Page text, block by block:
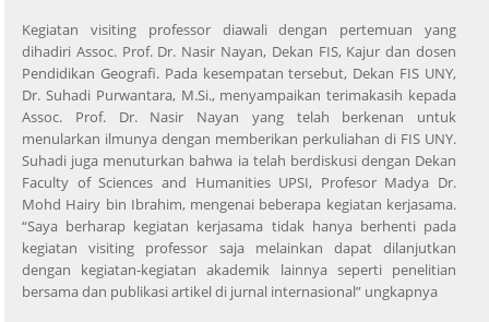
Kegiatan visiting professor diawali dengan pertemuan yang
dihadiri Assoc. Prof. Dr. Nasir Nayan, Dekan FIS, Kajur dan dosen
Pendidikan Geografi. Pada kesempatan tersebut, Dekan FIS UNY,
Dr. Suhadi Purwantara, M.Si., menyampaikan terimakasih kepada
Assoc. Prof. Dr. Nasir Nayan yang telah berkenan untuk
menularkan ilmunya dengan memberikan perkuliahan di FIS UNY.
Suhadi juga menuturkan bahwa ia telah berdiskusi dengan Dekan
Faculty of Sciences and Humanities UPSI, Profesor Madya Dr.
Mohd Hairy bin Ibrahim, mengenai beberapa kegiatan kerjasama.
“Saya berharap kegiatan kerjasama tidak hanya berhenti pada
kegiatan visiting professor saja melainkan dapat dilanjutkan
dengan kegiatan-kegiatan akademik lainnya seperti penelitian
bersama dan publikasi artikel di jurnal internasional” ungkapnya